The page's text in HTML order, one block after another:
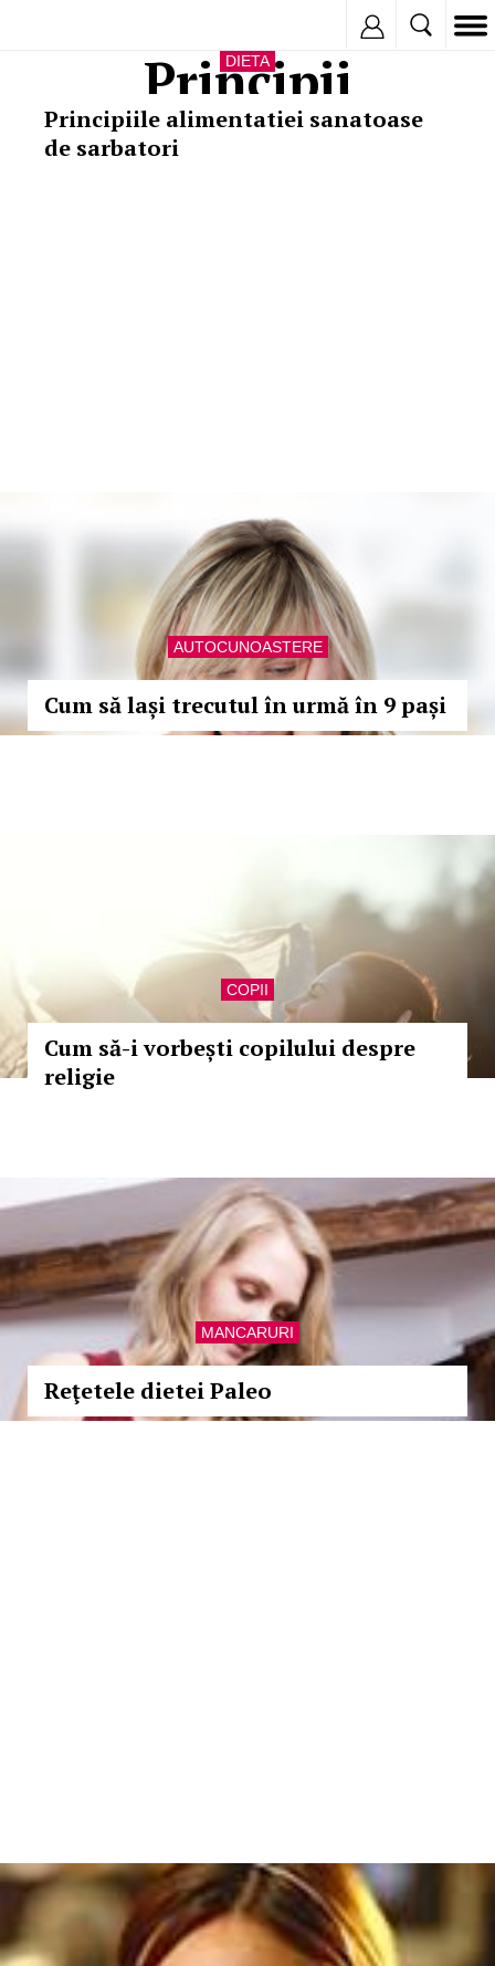
Principii
DIETA
Principiile alimentatiei sanatoase
de sarbatori
AUTOCUNOASTERE
Cum să lași trecutul în urmă în 9 pași
COPII
Cum să-i vorbești copilului despre
religie
MANCARURI
Reţetele dietei Paleo